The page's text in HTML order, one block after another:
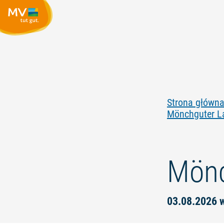
Strona główna
Mönchguter
03.08.2026